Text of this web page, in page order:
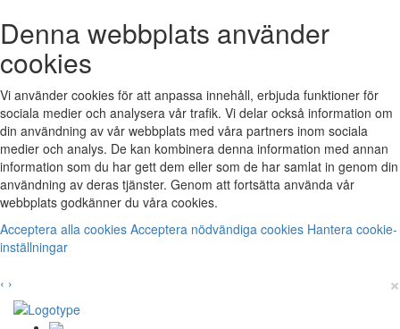
Denna webbplats använder
cookies
Vi använder cookies för att anpassa innehåll, erbjuda funktioner för
sociala medier och analysera vår trafik. Vi delar också information om
din användning av vår webbplats med våra partners inom sociala
medier och analys. De kan kombinera denna information med annan
information som du har gett dem eller som de har samlat in genom din
användning av deras tjänster. Genom att fortsätta använda vår
webbplats godkänner du våra cookies.
Acceptera alla cookies Acceptera nödvändiga cookies Hantera cookie-
inställningar
‹ › ×